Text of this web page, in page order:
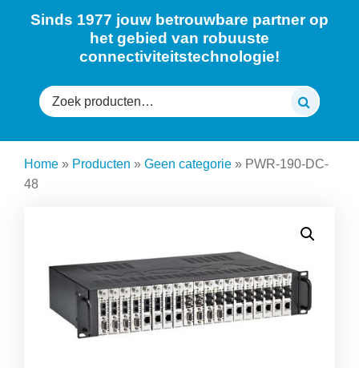
Sinds 1977 jouw betrouwbare partner op
het gebied van robuuste
connectiviteitstechnologie!
Zoeken
naar:
Home » Producten » Geen categorie » PWR-190-DC-
48